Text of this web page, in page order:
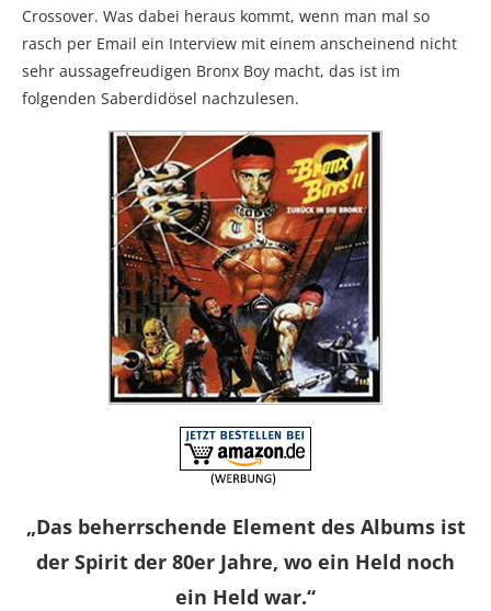
Crossover. Was dabei heraus kommt, wenn man mal so
rasch per Email ein Interview mit einem anscheinend nicht
sehr aussagefreudigen Bronx Boy macht, das ist im
folgenden Saberdidösel nachzulesen.
„Das beherrschende Element des Albums ist
der Spirit der 80er Jahre, wo ein Held noch
ein Held war.“